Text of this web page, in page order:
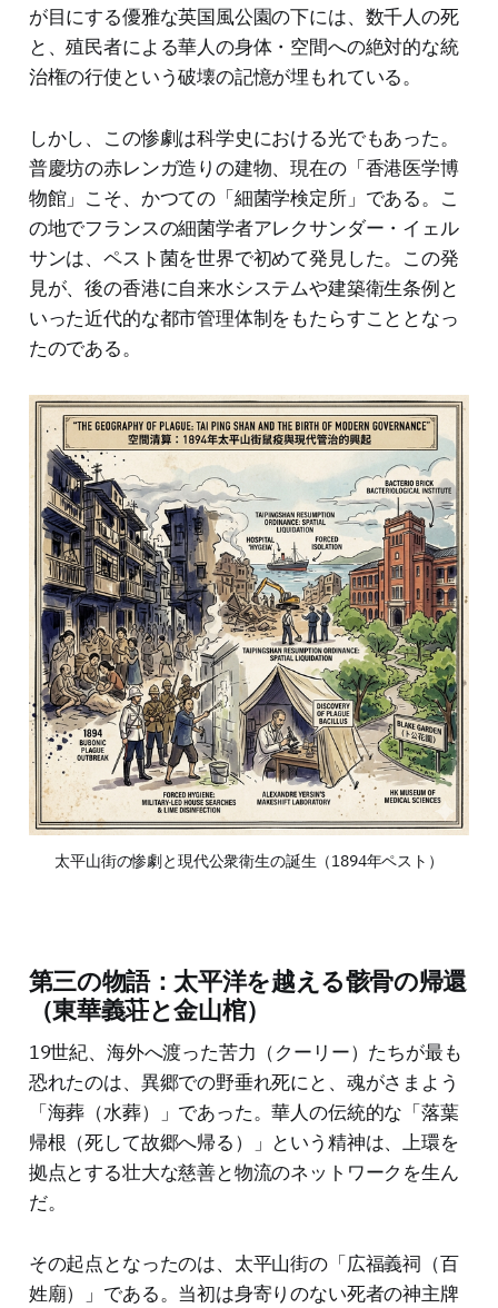
が目にする優雅な英国風公園の下には、数千人の死
と、殖民者による華人の身体・空間への絶対的な統
治権の行使という破壊の記憶が埋もれている。
しかし、この惨劇は科学史における光でもあった。
普慶坊の赤レンガ造りの建物、現在の「香港医学博
物館」こそ、かつての「細菌学検定所」である。こ
の地でフランスの細菌学者アレクサンダー・イェル
サンは、ペスト菌を世界で初めて発見した。この発
見が、後の香港に自来水システムや建築衛生条例と
いった近代的な都市管理体制をもたらすこととなっ
たのである。
太平山街の惨劇と現代公衆衛生の誕生（1894年ペスト）
第三の物語：太平洋を越える骸骨の帰還
（東華義荘と金山棺）
19世紀、海外へ渡った苦力（クーリー）たちが最も
恐れたのは、異郷での野垂れ死にと、魂がさまよう
「海葬（水葬）」であった。華人の伝統的な「落葉
帰根（死して故郷へ帰る）」という精神は、上環を
拠点とする壮大な慈善と物流のネットワークを生ん
だ。
その起点となったのは、太平山街の「広福義祠（百
姓廟）」である。当初は身寄りのない死者の神主牌